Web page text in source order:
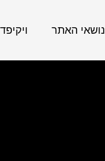
נושאי האתר